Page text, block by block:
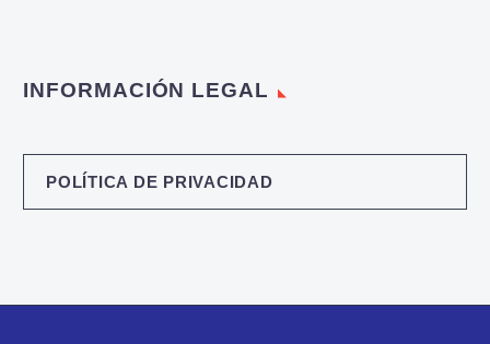
INFORMACIÓN LEGAL
POLÍTICA DE PRIVACIDAD